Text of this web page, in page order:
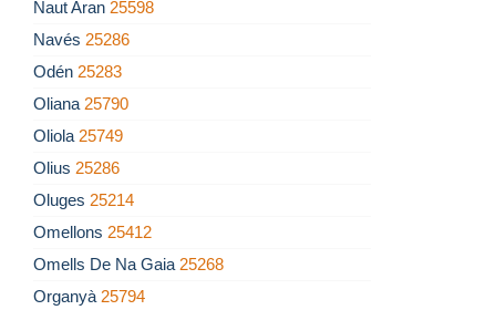
Naut Aran 25598
Navés 25286
Odén 25283
Oliana 25790
Oliola 25749
Olius 25286
Oluges 25214
Omellons 25412
Omells De Na Gaia 25268
Organyà 25794